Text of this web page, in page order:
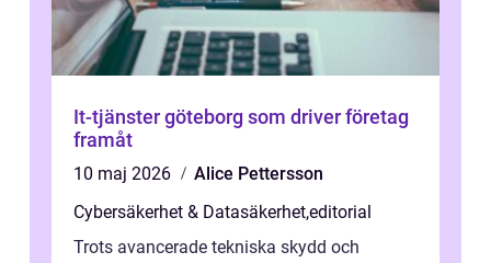
It-tjänster göteborg som driver företag
framåt
10 maj 2026
Alice Pettersson
Cybersäkerhet & Datasäkerhet,editorial
Trots avancerade tekniska skydd och